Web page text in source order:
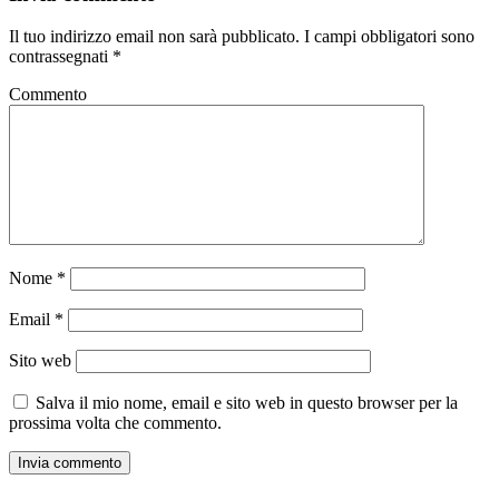
Il tuo indirizzo email non sarà pubblicato. I campi obbligatori sono
contrassegnati *
Commento
Nome *
Email *
Sito web
Salva il mio nome, email e sito web in questo browser per la
prossima volta che commento.